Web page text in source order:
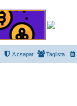
Taglista
A csapat